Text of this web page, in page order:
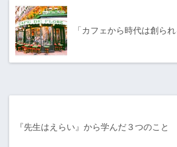
「カフェから時代は創ら
『先生はえらい』から学んだ３つのこと